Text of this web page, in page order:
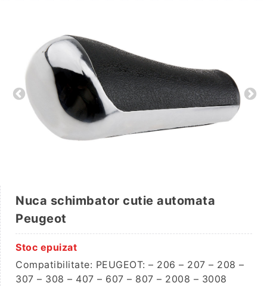
Nuca schimbator cutie automata
Peugeot
Stoc epuizat
Compatibilitate: PEUGEOT: – 206 – 207 – 208 –
307 – 308 – 407 – 607 – 807 – 2008 – 3008